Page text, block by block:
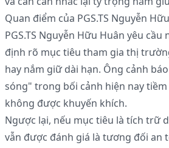
Quan điểm của PGS.TS Nguyễn
PGS.TS Nguyễn Hữu Huân yêu
định rõ mục tiêu tham gia thị
hay nắm giữ dài hạn. Ông cảnh
sóng" trong bối cảnh hiện nay
không được khuyến khích.
Ngược lại, nếu mục tiêu là tích trữ
vẫn được đánh giá là tương đối an